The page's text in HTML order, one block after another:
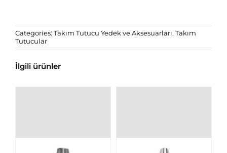
Categories: Takım Tutucu Yedek ve Aksesuarları, Takım
Tutucular
İlgili ürünler